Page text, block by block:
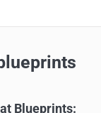
Blueprints: